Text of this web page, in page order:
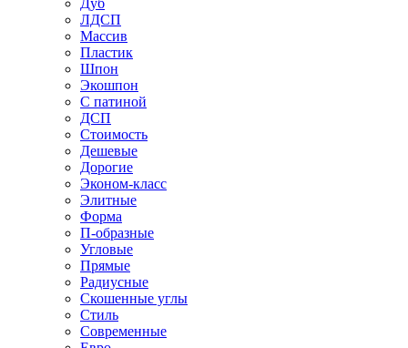
Дуб
ЛДСП
Массив
Пластик
Шпон
Экошпон
С патиной
ДСП
Стоимость
Дешевые
Дорогие
Эконом-класс
Элитные
Форма
П-образные
Угловые
Прямые
Радиусные
Скошенные углы
Стиль
Современные